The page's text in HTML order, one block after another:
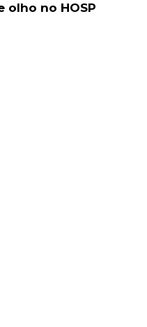
olho no HOSP